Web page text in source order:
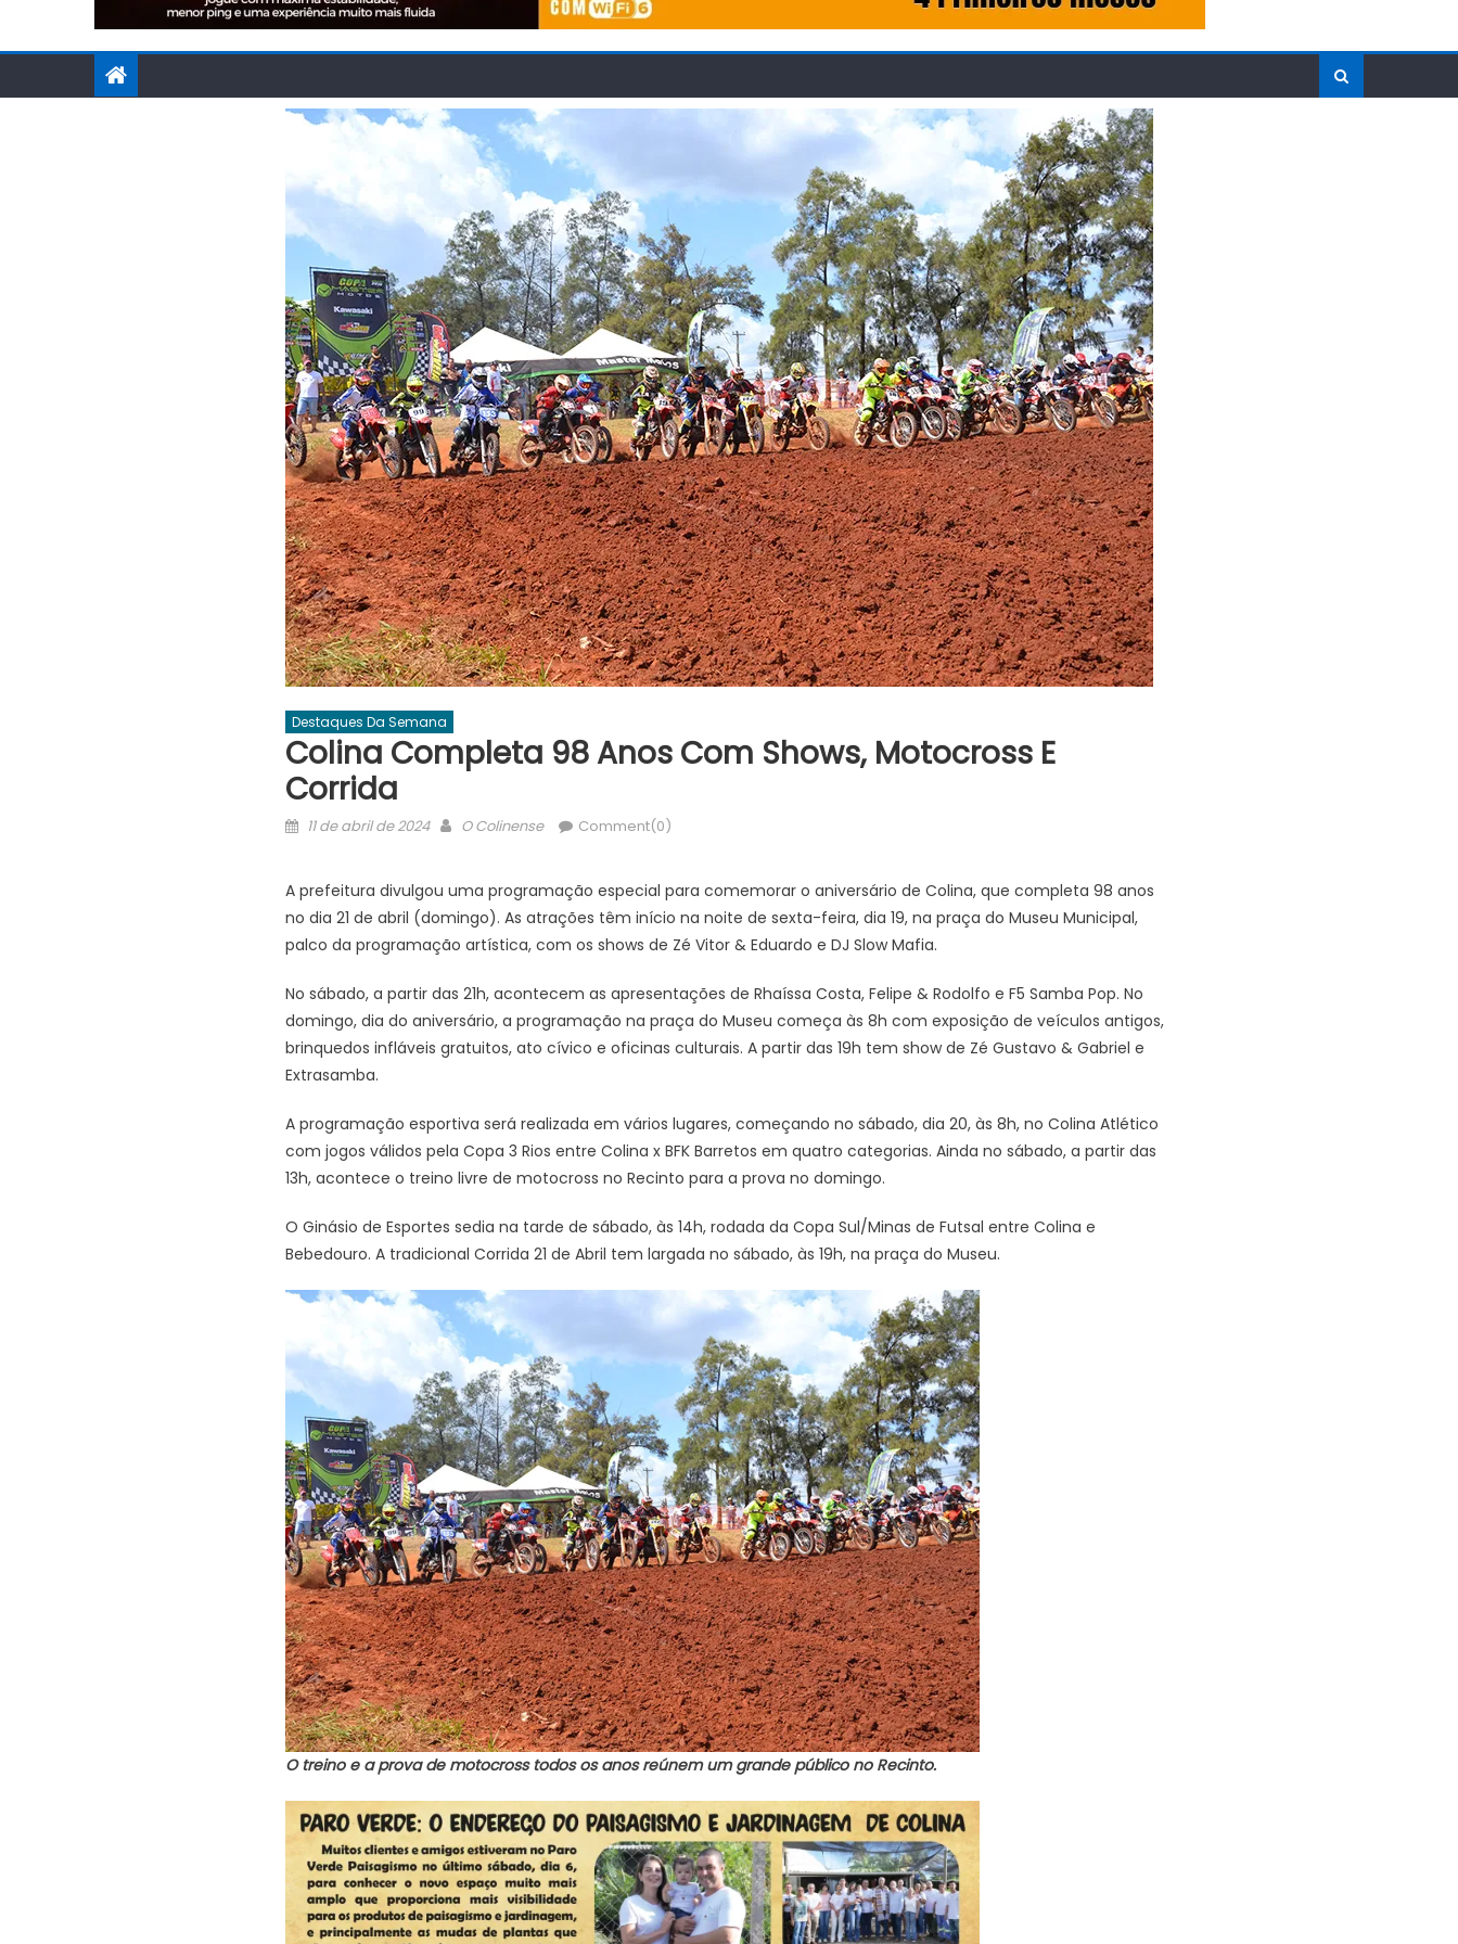
Destaques Da Semana
Colina Completa 98 Anos Com Shows, Motocross E
Corrida
Posted
11 de abril de 2024 Author
O Colinense Comment(0)
A prefeitura divulgou uma programação especial para comemorar o aniversário de Colina, que completa 98 anos
no dia 21 de abril (domingo). As atrações têm início na noite de sexta-feira, dia 19, na praça do Museu Municipal,
palco da programação artística, com os shows de Zé Vitor & Eduardo e DJ Slow Mafia.
No sábado, a partir das 21h, acontecem as apresentações de Rhaíssa Costa, Felipe & Rodolfo e F5 Samba Pop. No
domingo, dia do aniversário, a programação na praça do Museu começa às 8h com exposição de veículos antigos,
brinquedos infláveis gratuitos, ato cívico e oficinas culturais. A partir das 19h tem show de Zé Gustavo & Gabriel e
Extrasamba.
A programação esportiva será realizada em vários lugares, começando no sábado, dia 20, às 8h, no Colina Atlético
com jogos válidos pela Copa 3 Rios entre Colina x BFK Barretos em quatro categorias. Ainda no sábado, a partir das
13h, acontece o treino livre de motocross no Recinto para a prova no domingo.
O Ginásio de Esportes sedia na tarde de sábado, às 14h, rodada da Copa Sul/Minas de Futsal entre Colina e
Bebedouro. A tradicional Corrida 21 de Abril tem largada no sábado, às 19h, na praça do Museu.
O treino e a prova de motocross todos os anos reúnem um grande público no Recinto.